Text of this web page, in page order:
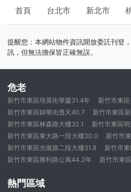
首頁 台北市 新北市
提醒您：本網站物件資訊開放委託刊登
訊，但無法擔保皆正確無誤。
危老
新竹市東區培英街華廈31.4年
新竹市東
新竹市東區錦華街透天40.7
新竹市東區
新竹市東區林森路大樓32.1
新竹市東區
新竹市東區東大路一段大樓30.0
新竹市
新竹市東區光復路二段大樓31.8
新竹市
新竹市東區勝利路公寓44.2年
新竹市東
熱門區域